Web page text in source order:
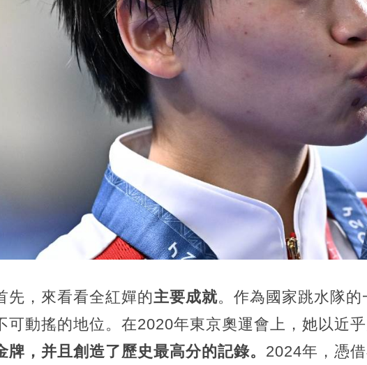
先，來看看全紅嬋的主要成就。作為國家跳水隊
可動搖的地位。在2020年東京奧運會上，她以近
牌，并且創造了歷史最高分的記錄。 2024年，憑